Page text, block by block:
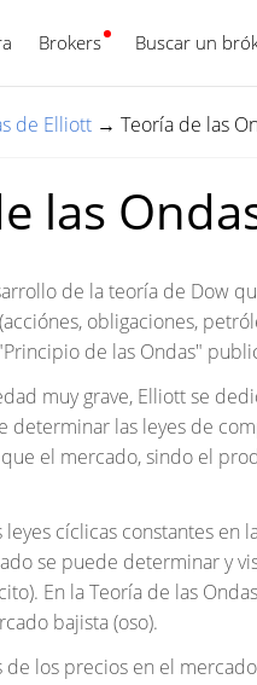
Brokers Buscar un
Español
de Elliott → Teoría de las
las
de la teoría de Dow
obligaciones,
de las Ondas"
muy grave, Elliott se
las leyes de
el mercado, sindo el
cíclicas constantes
se puede determinar y
En la Teoría de las
bajista (oso).
los precios en el